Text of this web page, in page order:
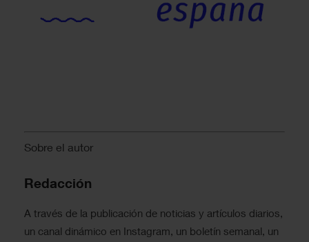
Sobre el autor
Redacción
A través de la publicación de noticias y artículos diarios,
un canal dinámico en Instagram, un boletín semanal, un